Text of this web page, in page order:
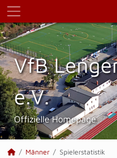
VfB
e.V.
Offizielle Homepage
Männer Spielerstatistik